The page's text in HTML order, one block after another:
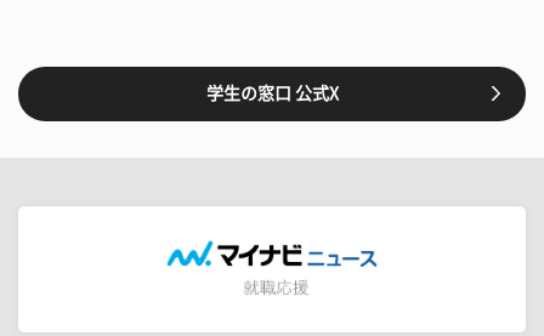
学生の窓口 公式X